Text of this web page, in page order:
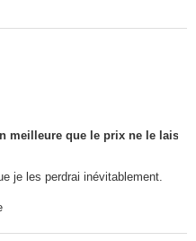
meilleure que le prix ne le laisse
je les perdrai inévitablement.